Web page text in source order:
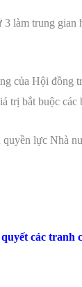
làm trung
của Hội đồng
trị bắt buộc các
lực Nhà
các tranh